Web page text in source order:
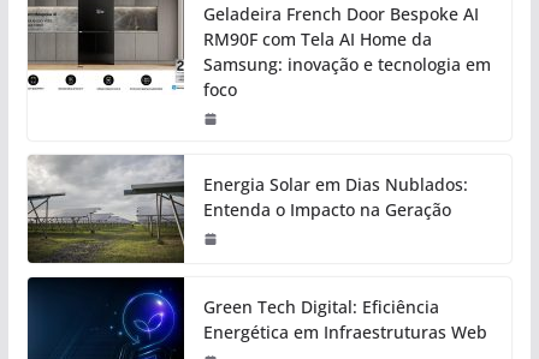
Geladeira French Door Bespoke AI
RM90F com Tela AI Home da
Samsung: inovação e tecnologia em
foco
Energia Solar em Dias Nublados:
Entenda o Impacto na Geração
Green Tech Digital: Eficiência
Energética em Infraestruturas Web